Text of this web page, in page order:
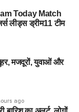
Today Match
लीड्स ड्रीम11 टीम
मजदूरों, युवाओं और
ago